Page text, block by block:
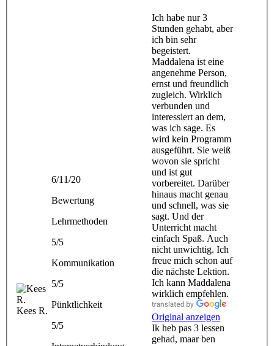
Kees R.
6/11/20
Bewertung
Lehrmethoden
5/5
Kommunikation
5/5
Pünktlichkeit
5/5
Ich habe nur 3
Stunden gehabt, aber
ich bin sehr
begeistert.
Maddalena ist eine
angenehme Person,
ernst und freundlich
zugleich. Wirklich
verbunden und
interessiert an dem,
was ich sage. Es
wird kein Programm
ausgeführt. Sie weiß
wovon sie spricht
und ist gut
vorbereitet. Darüber
hinaus macht genau
und schnell, was sie
sagt. Und der
Unterricht macht
einfach Spaß. Auch
nicht unwichtig. Ich
freue mich schon auf
die nächste Lektion.
Ich kann Maddalena
wirklich empfehlen.
Original anzeigen
Ik heb pas 3 lessen
gehad, maar ben